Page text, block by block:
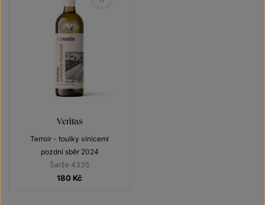
Veritas
Terroir - toulky vinicemi
pozdní sběr 2024
Šarže 4335
180 Kč